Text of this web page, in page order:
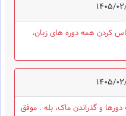
1405/
کردن همه دوره های زبان،
1405/
و گذراندن ماک، بله . موفق